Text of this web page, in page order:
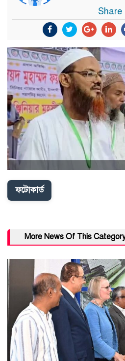
Share
ফটোকার্ড
More News Of This